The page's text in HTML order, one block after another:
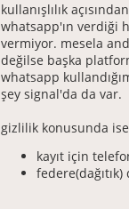
kullanışlılık
whatsapp'ın verdiği
vermiyor. mesela
değilse başka
whatsapp
şey signal'da da var.
gizlilik konusunda
kayıt için